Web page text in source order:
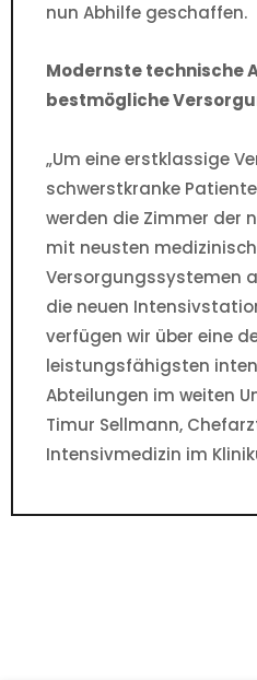
nun Abhilfe geschaffen.
Modernste technische
bestmögliche
„Um eine erstklassige
schwerstkranke
werden die Zimmer der
mit neusten
Versorgungssystemen
die neuen
verfügen wir über eine
leistungsfähigsten
Abteilungen im weiten
Timur Sellmann,
Intensivmedizin im